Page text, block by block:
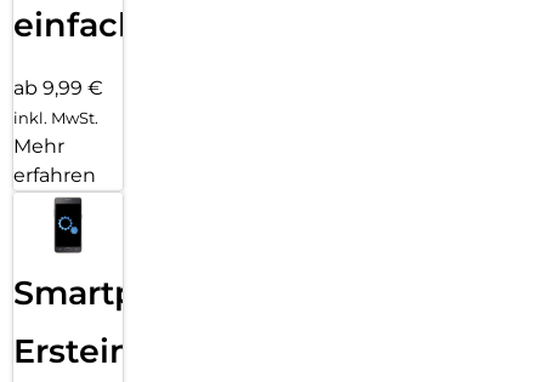
einfach
ab 9,99 €
inkl. MwSt.
Mehr
erfahren
Smartphone
Ersteinrichtung